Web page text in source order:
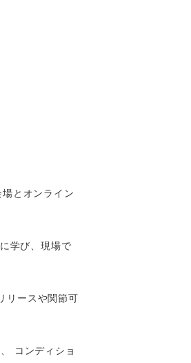
とオンライン
学び、現場で
リースや関節可
コンディショ